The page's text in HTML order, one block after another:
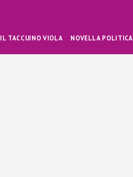
IL TACCUINO VIOLA NOVELLA POLITICA